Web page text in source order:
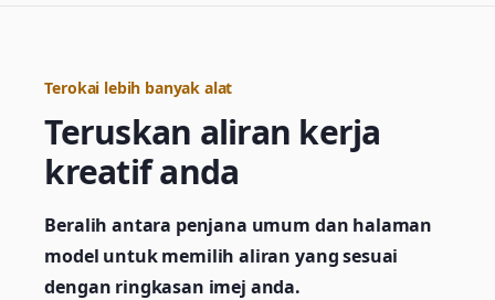
Terokai lebih banyak alat
Teruskan aliran kerja
kreatif anda
Beralih antara penjana umum dan halaman
model untuk memilih aliran yang sesuai
dengan ringkasan imej anda.
Generator
Create images from a prompt
Nano Banana 2
Nano Banana Pro 2
Penjana Gemini 3.5 Flash Image
Nano Banana 2 Lite
Generate quickly with Lite